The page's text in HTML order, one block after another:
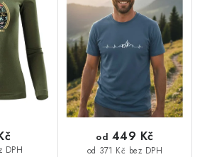
DPH od 371 Kč bez DPH
od 449 Kč